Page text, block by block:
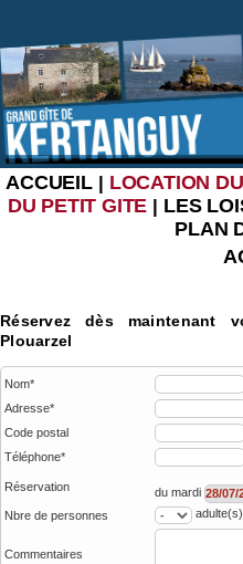
ACCUEIL| LOCATION
DU PETIT GITE | LES
PLAN
Réservez dès maintenant
Plouarzel
Nom*
Adresse*
Code postal
Téléphone*
Réservation du mardi
Nbre de personnes
adulte(s)
Commentaires